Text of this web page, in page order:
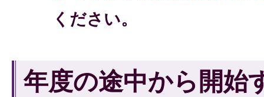
ください。
年度の途中から開始